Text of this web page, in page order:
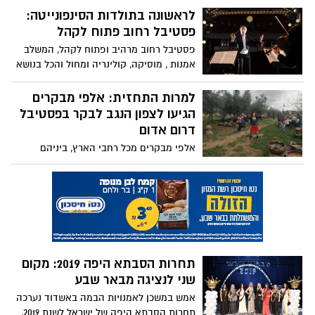
הציבור הרחב להשתתף במגוון טיולים ברחבי
הארץ. מדי חודש יצאו מספר סיורים בהם
יבקרו יערות, אתרים היסטוריים, אתרי תיירות
וגם ישובים ייחודיים ותעשייה ציונית
לראשונה בתולדות הסינפונייטה:
פסטיבל רחוב פתוח לקהל
פסטיבל רחוב מרהיב ופתוח לקהל, המשלב
אמנות , מוסיקה, קולינריה ומחול והכל בנושא
תרבות ספרד, בחגיגה צבעונית וסוחפת במרכז
העיר. יום ג' 26/3 18:00-23:00
למרות התחזית: אלפי מבקרים
הגיעו לצפון הנגב לבקר בפסטיבל
דרום אדום
אלפי מבקרים מכל רחבי הארץ, ביניהם
משפחות רבות, הגיעו לקחת חלק במגוון
הפעילויות ביישובים השונים במועצה האזורית
בני שמעון שבצפון הנגב
תחרות הסבתא היפה 2019: מקום
שני לנציגה מבאר שבע
אמש במשכן לאמנויות הבמה באשדוד נערכה
תחרות הסבתא היפה של ישראל לשנת 2019,